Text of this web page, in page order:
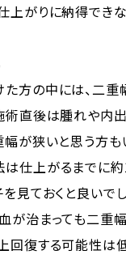
上がりに納得でき
方の中には、二重
術直後は腫れや内
幅が狭いと思う方も
仕上がるまでに約
見ておくと良いでし
が治まっても二重
回復する可能性は